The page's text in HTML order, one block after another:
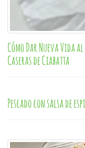
Cómo Dar Nueva Vida
Caseras de Ciabatta
Pescado con salsa de